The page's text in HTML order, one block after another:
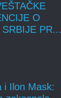
O
PR...
i Ilon Mask: